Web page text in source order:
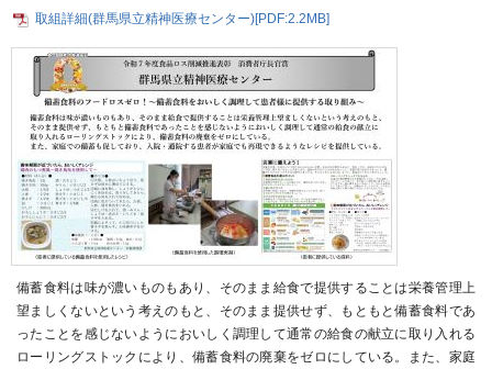
取組詳細(群馬県立精神医療センター)[PDF:2.2MB]
備蓄食料は味が濃いものもあり、そのまま給食で提供することは栄養管理上
望ましくないという考えのもと、そのまま提供せず、もともと備蓄食料であ
ったことを感じないようにおいしく調理して通常の給食の献立に取り入れる
ローリングストックにより、備蓄食料の廃棄をゼロにしている。また、家庭